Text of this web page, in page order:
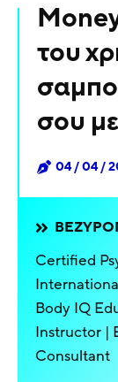
του
σου
04 / 04 /
Certified
Body IQ
Instructor |
Consultant